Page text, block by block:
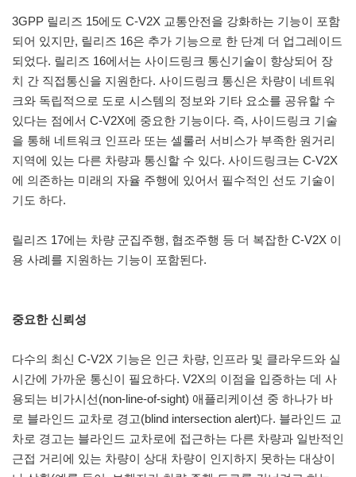
3GPP 릴리즈 15에도 C-V2X 교통안전을 강화하는 기능이 포함
되어 있지만, 릴리즈 16은 추가 기능으로 한 단계 더 업그레이드
되었다. 릴리즈 16에서는 사이드링크 통신기술이 향상되어 장
치 간 직접통신을 지원한다. 사이드링크 통신은 차량이 네트워
크와 독립적으로 도로 시스템의 정보와 기타 요소를 공유할 수
있다는 점에서 C-V2X에 중요한 기능이다. 즉, 사이드링크 기술
을 통해 네트워크 인프라 또는 셀룰러 서비스가 부족한 원거리
지역에 있는 다른 차량과 통신할 수 있다. 사이드링크는 C-V2X
에 의존하는 미래의 자율 주행에 있어서 필수적인 선도 기술이
기도 하다.
릴리즈 17에는 차량 군집주행, 협조주행 등 더 복잡한 C-V2X 이
용 사례를 지원하는 기능이 포함된다.
중요한 신뢰성
다수의 최신 C-V2X 기능은 인근 차량, 인프라 및 클라우드와 실
시간에 가까운 통신이 필요하다. V2X의 이점을 입증하는 데 사
용되는 비가시선(non-line-of-sight) 애플리케이션 중 하나가 바
로 블라인드 교차로 경고(blind intersection alert)다. 블라인드 교
차로 경고는 블라인드 교차로에 접근하는 다른 차량과 일반적인
근접 거리에 있는 차량이 상대 차량이 인지하지 못하는 대상이